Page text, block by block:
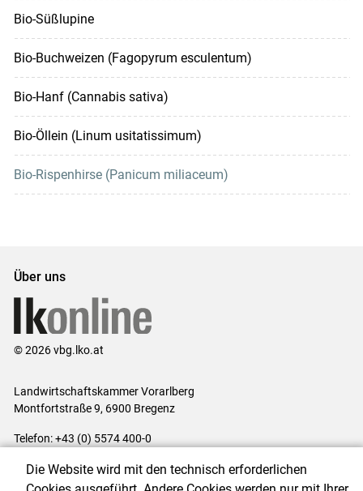
Bio-Süßlupine
Bio-Buchweizen (Fagopyrum esculentum)
Bio-Hanf (Cannabis sativa)
Bio-Öllein (Linum usitatissimum)
Bio-Rispenhirse (Panicum miliaceum)
Über uns
© 2026 vbg.lko.at
Landwirtschaftskammer Vorarlberg
Montfortstraße 9, 6900 Bregenz
Telefon: +43 (0) 5574 400-0
Impressum|Kontakt|Datenschutzerklärung|Barrierefreiheit|
Die Website wird mit den technisch erforderlichen